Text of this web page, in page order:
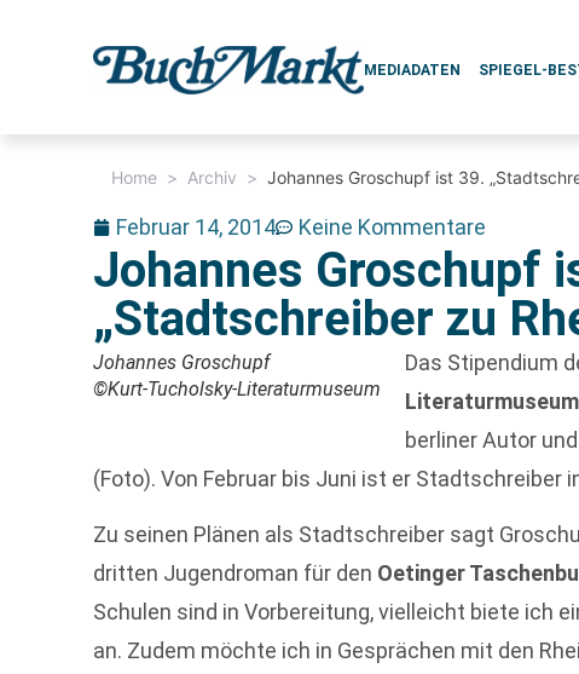
MEDIADATEN SPIEGEL-
Home > Archiv > Johannes Groschupf ist 39.
Februar 14, 2014 Keine Kommentare
Johannes Groschupf
„Stadtschreiber zu
Johannes Groschupf
©Kurt-Tucholsky-Literaturmuseum
Das Stipendium
Literaturmuseum
berliner Autor
(Foto). Von Februar bis Juni ist er Stadtschreiber
Zu seinen Plänen als Stadtschreiber sagt
dritten Jugendroman für den Oetinger
Schulen sind in Vorbereitung, vielleicht biete ich
an. Zudem möchte ich in Gesprächen mit den